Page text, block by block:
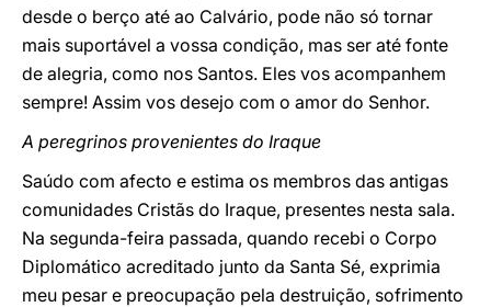
desde o berço até ao Calvário, pode não só tornar
mais suportável a vossa condição, mas ser até fonte
de alegria, como nos Santos. Eles vos acompanhem
sempre! Assim vos desejo com o amor do Senhor.
A peregrinos provenientes do Iraque
Saúdo com afecto e estima os membros das antigas
comunidades Cristãs do Iraque, presentes nesta sala.
Na segunda-feira passada, quando recebi o Corpo
Diplomático acreditado junto da Santa Sé, exprimia
meu pesar e preocupação pela destruição, sofrimento